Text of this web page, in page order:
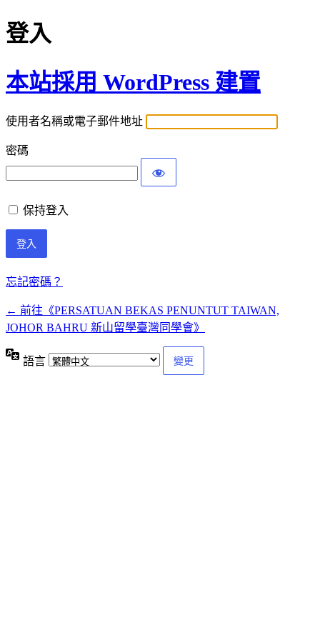
登入
本站採用 WordPress 建置
使用者名稱或電子郵件地址
密碼
保持登入
忘記密碼？
← 前往《PERSATUAN BEKAS PENUNTUT TAIWAN,
JOHOR BAHRU 新山留學臺灣同學會》
語言